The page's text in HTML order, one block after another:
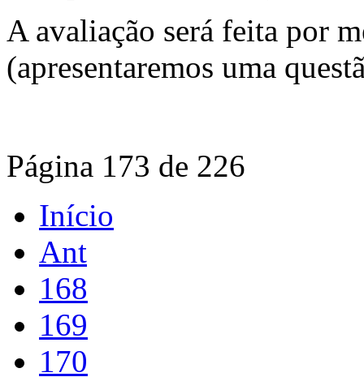
A avaliação será feita por
(apresentaremos uma
Página 173 de 226
Início
Ant
168
169
170